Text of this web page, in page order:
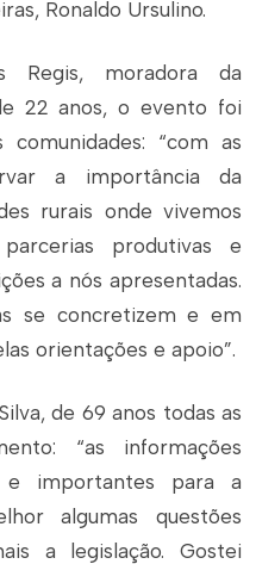
Ronaldo Ursulino.
Regis, moradora da
22 anos, o evento foi
“com as
a importância da
rurais onde vivemos
produtivas e
a nós apresentadas.
se concretizem e em
orientações e apoio”.
de 69 anos todas as
“as informações
e importantes para a
algumas questões
a legislação. Gostei